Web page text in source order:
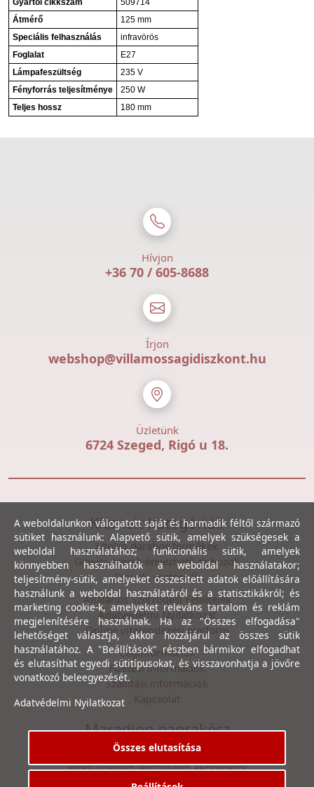
Gyártói cikkszám
509714
Átmérő
125 mm
Speciális felhasználás
infravörös
Foglalat
E27
Lámpafeszültség
235 V
Fényforrás teljesítménye
250 W
Teljes hossz
180 mm
Hívjon
+36 70 / 605-8688
Írjon
webshop@villamossagidiszkont.hu
Üzletünk
6724 Szeged, Rigó u 18.
Kiemelt kategóriák
Utolsó darabos termékek
Gewiss szerelvényezhető dobozok
Csövek, csatornák
Általános Szerződési Feltételek
Adatvédelmi Nyilatkozat
Online vitarendezési platform
Céginformációk
Fizetési információk
Szállítási információk
Kapcsolat
Maradjon naprakész
Íratkozzon fel hírlevelünkre, hogy első kézből
értesülhessen legfrissebb akcióinkról
A weboldalunkon válogatott saját és harmadik féltől származó
sütiket használunk: Alapvető sütik, amelyek szükségesek a
weboldal használatához; funkcionális sütik, amelyek
könnyebben használhatók a weboldal használatakor;
teljesítmény-sütik, amelyeket összesített adatok előállítására
használunk a weboldal használatáról és a statisztikákról; és
marketing cookie-k, amelyeket releváns tartalom és reklám
megjelenítésére használnak. Ha az "Összes elfogadása"
lehetőséget választja, akkor hozzájárul az összes sütik
használatához. A "Beállítások" részben bármikor elfogadhat
és elutasíthat egyedi sütitípusokat, és visszavonhatja a jövőre
vonatkozó beleegyezését.
Adatvédelmi Nyilatkozat
Összes elutasítása